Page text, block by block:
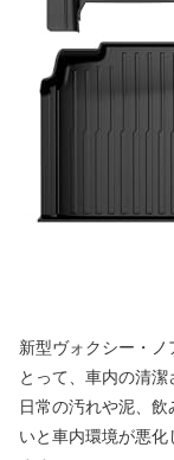
新型ヴォクシー・
とって、車内の清潔
日常の汚れや泥、
いと車内環境が悪